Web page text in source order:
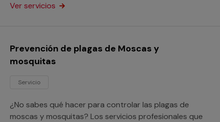
Ver servicios
Prevención de plagas de Moscas y
mosquitas
Servicio
¿No sabes qué hacer para controlar las plagas de
moscas y mosquitas? Los servicios profesionales que